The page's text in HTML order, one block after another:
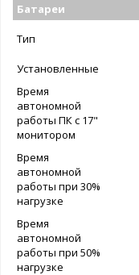
Батареи
Тип
Установленные
Время
автономной
работы ПК с 17"
монитором
Время
автономной
работы при 30%
нагрузке
Время
автономной
работы при 50%
нагрузке